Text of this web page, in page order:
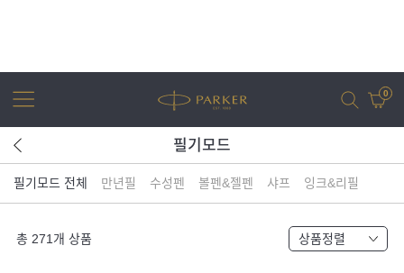
0
어번 아이엠 조터 XL 조터
필기모드
필기모드 전체 만년필 수성펜 볼펜&젤펜 샤프 잉크&리필
총 271 개 상품 상품정렬